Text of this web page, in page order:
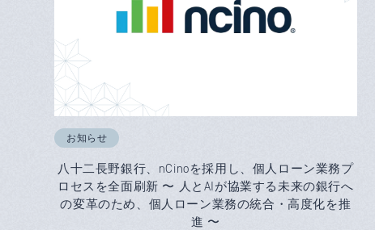
お知らせ
八十二長野銀行、nCinoを採用し、個人ローン業務プ
ロセスを全面刷新 〜 人とAIが協業する未来の銀行へ
の変革のため、個人ローン業務の統合・高度化を推
進 〜